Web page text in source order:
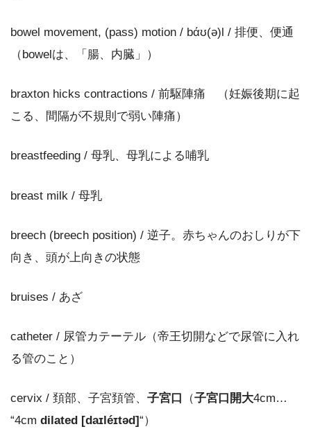
bowel movement, (pass) motion / bάʊ(ə)l / 排便、便通
（bowelは、「腸、内臓」）
braxton hicks contractions / 前駆陣痛 （妊娠後期に起
こる、間隔が不規則で弱い陣痛）
breastfeeding / 母乳、母乳による哺乳
breast milk / 母乳
breech (breech position) / 逆子。赤ちゃんのおしりが下
向き、頭が上向きの状態
bruises / あざ
catheter / 尿管カテーテル（帝王切開などで尿管に入れ
る管のこと）
cervix / 頚部、子宮頚管、 子宮口 （子宮口開大4cm…
“4cm dilated [daɪléɪtəd]“）